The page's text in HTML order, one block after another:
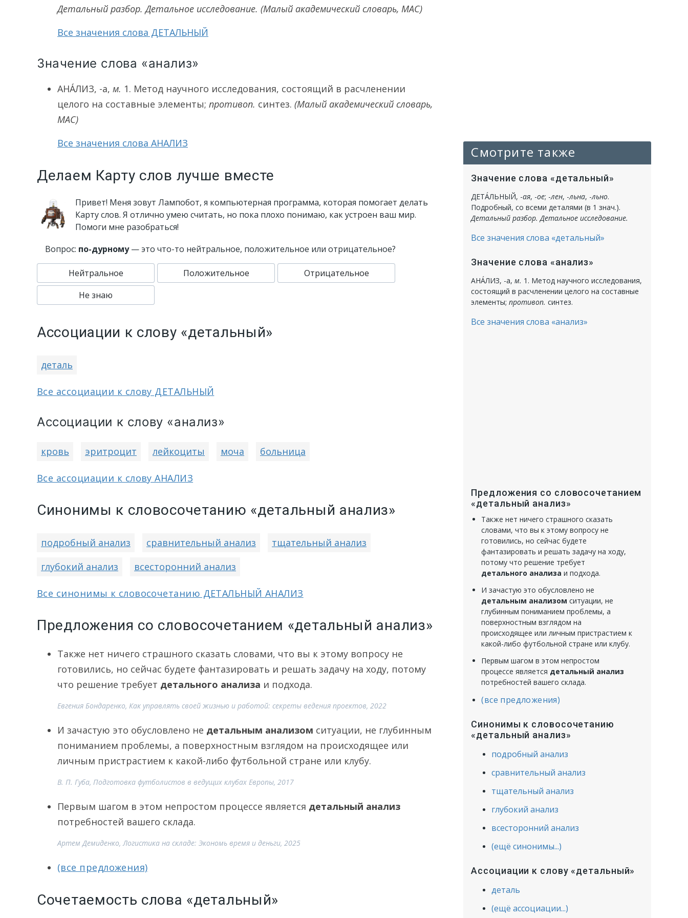
Детальный разбор. Детальное исследование. (Малый академический словарь, МАС)
Все значения слова ДЕТАЛЬНЫЙ
Значение слова «анализ»
АНА́ЛИЗ, -а, м. 1. Метод научного исследования, состоящий в расчленении
целого на составные элементы; противоп. синтез. (Малый академический словарь,
МАС)
Все значения слова АНАЛИЗ
Делаем Карту слов лучше вместе
Привет! Меня зовут Лампобот, я компьютерная программа, которая помогает делать
Карту слов. Я отлично умею считать, но пока плохо понимаю, как устроен ваш мир.
Помоги мне разобраться!
Вопрос: по-дурному— это что-то нейтральное, положительное или отрицательное?
Нейтральное Положительное
Отрицательное
Не знаю
Ассоциации к слову «детальный»
деталь
Все ассоциации к слову ДЕТАЛЬНЫЙ
Ассоциации к слову «анализ»
кровь эритроцит лейкоциты моча больница
Все ассоциации к слову АНАЛИЗ
Синонимы к словосочетанию «детальный анализ»
подробный анализ сравнительный анализ
тщательный анализ
глубокий анализ
всесторонний анализ
Все синонимы к словосочетанию ДЕТАЛЬНЫЙ АНАЛИЗ
Предложения со словосочетанием «детальный анализ»
Также нет ничего страшного сказать словами, что вы к этому вопросу не
готовились, но сейчас будете фантазировать и решать задачу на ходу, потому
что решение требует детального анализа и подхода.
Евгения Бондаренко, Как управлять своей жизнью и работой: секреты ведения проектов, 2022
И зачастую это обусловлено не детальным анализом ситуации, не глубинным
пониманием проблемы, а поверхностным взглядом на происходящее или
личным пристрастием к какой-либо футбольной стране или клубу.
В. П. Губа, Подготовка футболистов в ведущих клубах Европы, 2017
Первым шагом в этом непростом процессе является детальный анализ
потребностей вашего склада.
Артем Демиденко, Логистика на складе: Экономь время и деньги, 2025
(все предложения)
Сочетаемость слова «детальный»
Смотрите также
Значение слова «детальный»
ДЕТА́ЛЬНЫЙ, -ая, -ое; -лен, -льна, -льно.
Подробный, со всеми деталями (в 1 знач.).
Детальный разбор. Детальное исследование.
Все значения слова «детальный»
Значение слова «анализ»
АНА́ЛИЗ, -а,м. 1. Метод научного исследования,
состоящий в расчленении целого на составные
элементы;противоп. синтез.
Все значения слова «анализ»
Предложения со словосочетанием
«детальный анализ»
Также нет ничего страшного сказать
словами, что вы к этому вопросу не
готовились, но сейчас будете
фантазировать и решать задачу на ходу,
потому что решение требует
детального анализа и подхода.
И зачастую это обусловлено не
детальным анализом ситуации, не
глубинным пониманием проблемы, а
поверхностным взглядом на
происходящее или личным пристрастием к
какой-либо футбольной стране или клубу.
Первым шагом в этом непростом
процессе является детальный анализ
потребностей вашего склада.
(все предложения)
Синонимы к словосочетанию
«детальный анализ»
подробный анализ
сравнительный анализ
тщательный анализ
глубокий анализ
всесторонний анализ
(ещё синонимы...)
Ассоциации к слову «детальный»
деталь
(ещё ассоциации...)